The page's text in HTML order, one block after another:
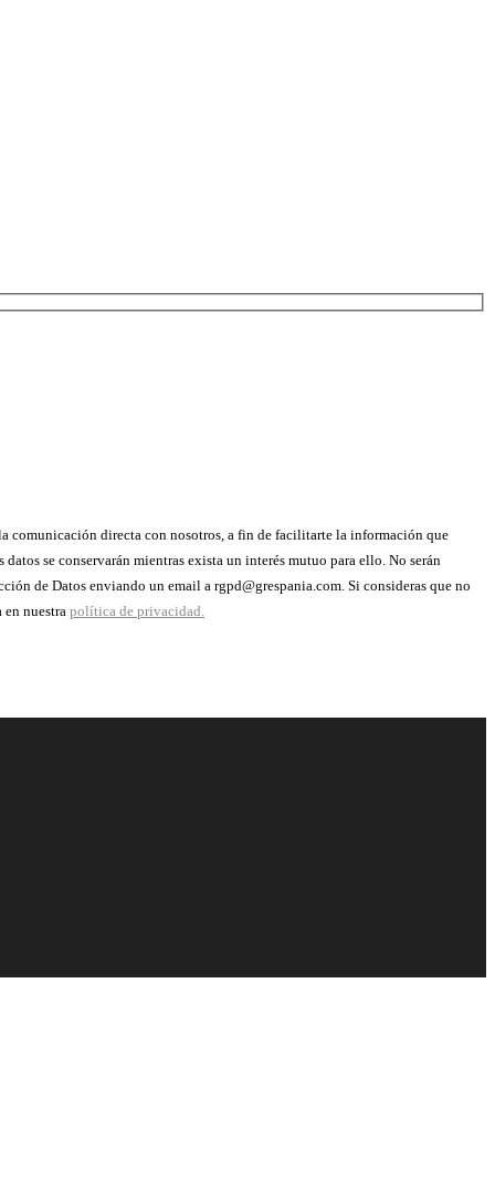
comunicación directa con nosotros, a fin de facilitarte la información que
se conservarán mientras exista un interés mutuo para ello. No serán
de Datos enviando un email a rgpd@grespania.com. Si consideras que no
nuestra política de privacidad.